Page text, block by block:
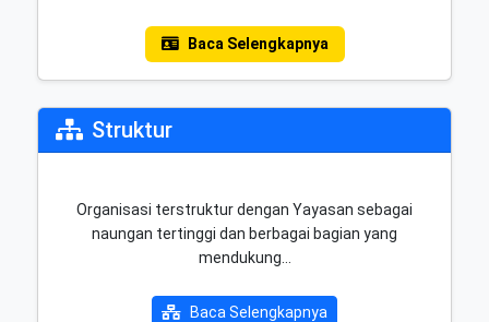
Baca Selengkapnya
Struktur
Organisasi terstruktur dengan Yayasan sebagai
naungan tertinggi dan berbagai bagian yang
mendukung…
Baca Selengkapnya